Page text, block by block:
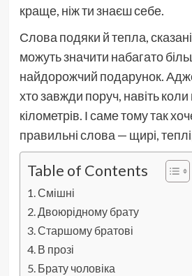
краще, ніж ти знаєш себе.
Слова подяки й тепла,
можуть значити набагато
найдорожчий подарунок.
хто завжди поруч, навіть коли
кілометрів. І саме тому так
правильні слова — щирі,
Table of Contents
Смішні
Двоюрідному брату
Старшому братові
В прозі
Брату чоловіка